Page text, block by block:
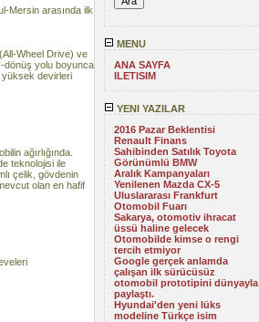
MENU
ANA SAYFA
ILETISIM
YENI YAZILAR
2016 Pazar Beklentisi
Renault Finans
Sahibinden Satılık Toyota
Görünümlü BMW
Aralık Kampanyaları
Yenilenen Mazda CX-5
Uluslararası Frankfurt
Otomobil Fuarı
Sakarya, otomotiv ihracat
üssü haline gelecek
Otomobilde kimse o rengi
tercih etmiyor
Google gerçek anlamda
çalışan ilk sürücüsüz
otomobil prototipini dünyayla
paylaştı.
Hyundai'den yeni lüks
modeline Türkçe isim
Mersin arasında ilk
Wheel Drive) ve
dönüş yolu boyunca
yüksek devirleri
ağırlığında.
teknolojisi ile
çelik, gövdenin
olan en hafif